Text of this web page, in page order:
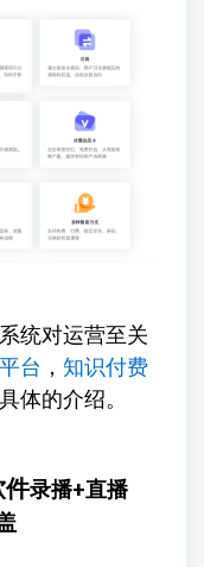
统对运营至关
台 ， 知识付费
体的介绍。
件录播+直播